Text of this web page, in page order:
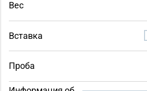
Вес
Вставка
Проба